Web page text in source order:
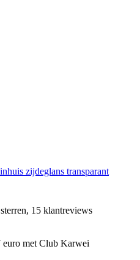
zijdeglans transparant
15 klantreviews
met Club Karwei